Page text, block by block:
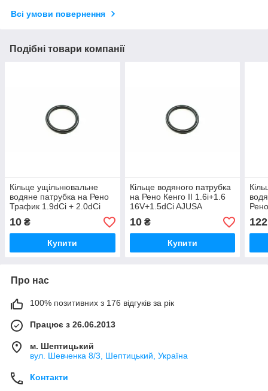
Всі умови повернення
Подібні товари компанії
Кільце ущільнювальне
водяне патрубка на Рено
Трафик 1.9dCi + 2.0dCi
01-> - AJUSA (Іспанія)
16019600
10 ₴
Купити
Кільце водяного патрубка
на Рено Кенго II 1.6i+1.6
16V+1.5dCi AJUSA
(Іспанія) 16019600
10₴
Купити
122
Про нас
100% позитивних з 176 відгуків за рік
Працює з 26.06.2013
м. Шептицький
вул. Шевченка 8/3, Шептицький, Україна
Контакти